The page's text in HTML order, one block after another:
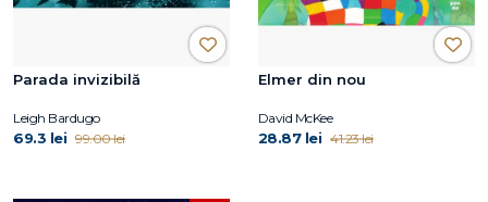
Parada invizibilă
Leigh Bardugo
69.3 lei 99.00 lei
Elmer din nou
David McKee
28.87 lei 41.23 lei